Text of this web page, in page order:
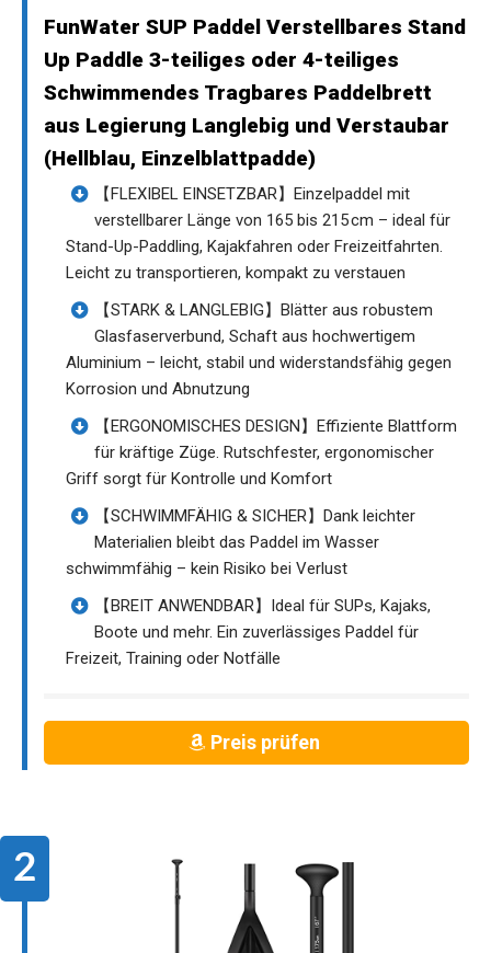
FunWater SUP Paddel Verstellbares Stand
Up Paddle 3-teiliges oder 4-teiliges
Schwimmendes Tragbares Paddelbrett
aus Legierung Langlebig und Verstaubar
(Hellblau, Einzelblattpadde)
【FLEXIBEL EINSETZBAR】Einzelpaddel mit
verstellbarer Länge von 165 bis 215 cm – ideal für
Stand-Up-Paddling, Kajakfahren oder Freizeitfahrten.
Leicht zu transportieren, kompakt zu verstauen
【STARK & LANGLEBIG】Blätter aus robustem
Glasfaserverbund, Schaft aus hochwertigem
Aluminium – leicht, stabil und widerstandsfähig gegen
Korrosion und Abnutzung
【ERGONOMISCHES DESIGN】Effiziente Blattform
für kräftige Züge. Rutschfester, ergonomischer
Griff sorgt für Kontrolle und Komfort
【SCHWIMMFÄHIG & SICHER】Dank leichter
Materialien bleibt das Paddel im Wasser
schwimmfähig – kein Risiko bei Verlust
【BREIT ANWENDBAR】Ideal für SUPs, Kajaks,
Boote und mehr. Ein zuverlässiges Paddel für
Freizeit, Training oder Notfälle
Preis prüfen